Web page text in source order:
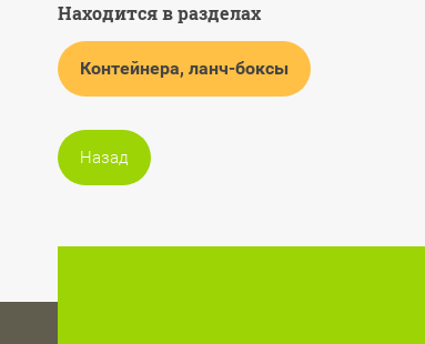
Находится в разделах
Контейнера, ланч-боксы
Назад